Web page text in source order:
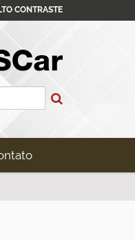
Busca
CONTRASTE